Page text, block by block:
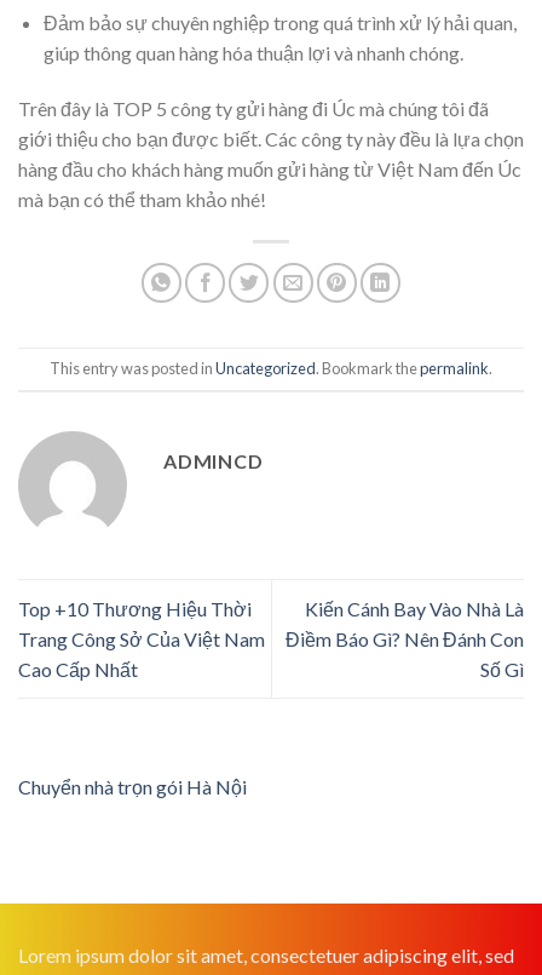
Đảm bảo sự chuyên nghiệp trong quá trình xử lý hải quan,
giúp thông quan hàng hóa thuận lợi và nhanh chóng.
Trên đây là TOP 5 công ty gửi hàng đi Úc mà chúng tôi đã
giới thiệu cho bạn được biết. Các công ty này đều là lựa chọn
hàng đầu cho khách hàng muốn gửi hàng từ Việt Nam đến Úc
mà bạn có thể tham khảo nhé!
This entry was posted inUncategorized. Bookmark thepermalink.
ADMINCD
Top +10 Thương Hiệu Thời
Trang Công Sở Của Việt Nam
Cao Cấp Nhất
Kiến Cánh Bay Vào Nhà Là
Điềm Báo Gì? Nên Đánh Con
Số Gì
Chuyển nhà trọn gói Hà Nội
Lorem ipsum dolor sit amet, consectetuer adipiscing elit, sed